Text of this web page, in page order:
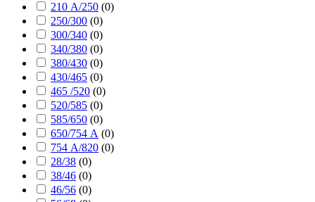
210 А/250 (0)
250/300 (0)
300/340 (0)
340/380 (0)
380/430 (0)
430/465 (0)
465 /520 (0)
520/585 (0)
585/650 (0)
650/754 А (0)
754 А/820 (0)
28/38 (0)
38/46 (0)
46/56 (0)